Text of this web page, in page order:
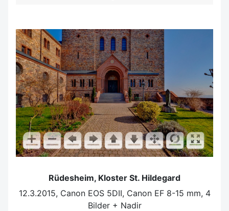
Rüdesheim, Kloster St. Hildegard
12.3.2015, Canon EOS 5DII, Canon EF 8-15 mm, 4
Bilder + Nadir